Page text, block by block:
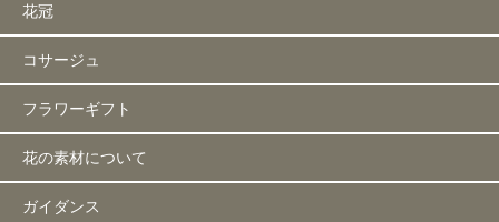
花冠
コサージュ
フラワーギフト
花の素材について
ガイダンス